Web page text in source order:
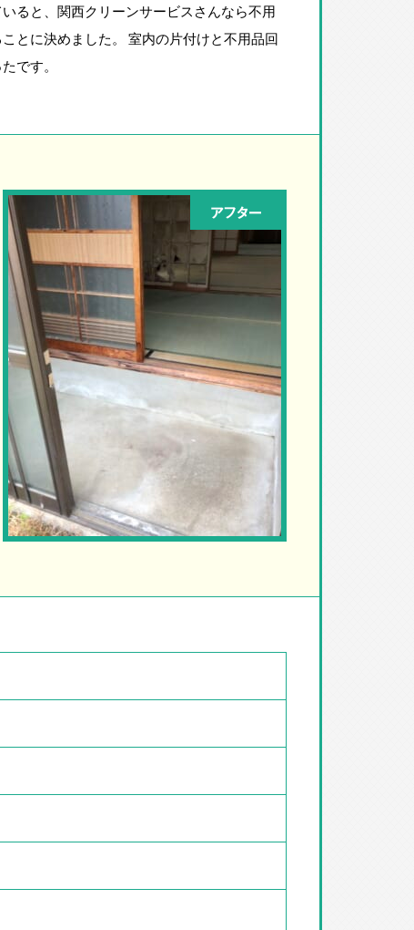
ると、関西クリーンサービスさんなら不用
とに決めました。 室内の片付けと不用品回
です。
アフター